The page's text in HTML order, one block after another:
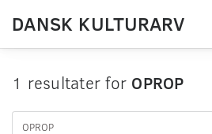
DANSK KULTURARV
1 resultater for OPROP